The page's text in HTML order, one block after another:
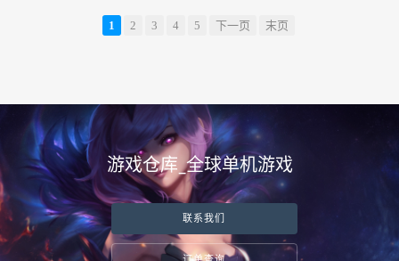
1 2 3 4 5 下一页 末页
游戏仓库_全球单机游戏
联系我们